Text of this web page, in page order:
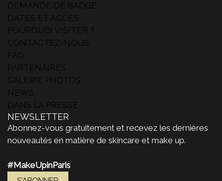
DEMANDE DE BADGE
DATES ET ACCES
POURQUOI VISITER ?
CONTACTEZ-NOUS
FAQ
PARTENAIRES
GALERIE PHOTOS
NEWS
DANS LA PRESSE
NEWSLETTER
Abonnez-vous gratuitement et recevez les dernières
nouveautés en matière de skincare et make up.
#MakeUpinParis